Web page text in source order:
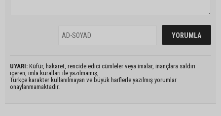
UYARI: Küfür, hakaret, rencide edici cümleler veya imalar, inançlara saldırı
içeren, imla kuralları ile yazılmamış,
Türkçe karakter kullanılmayan ve büyük harflerle yazılmış yorumlar
onaylanmamaktadır.